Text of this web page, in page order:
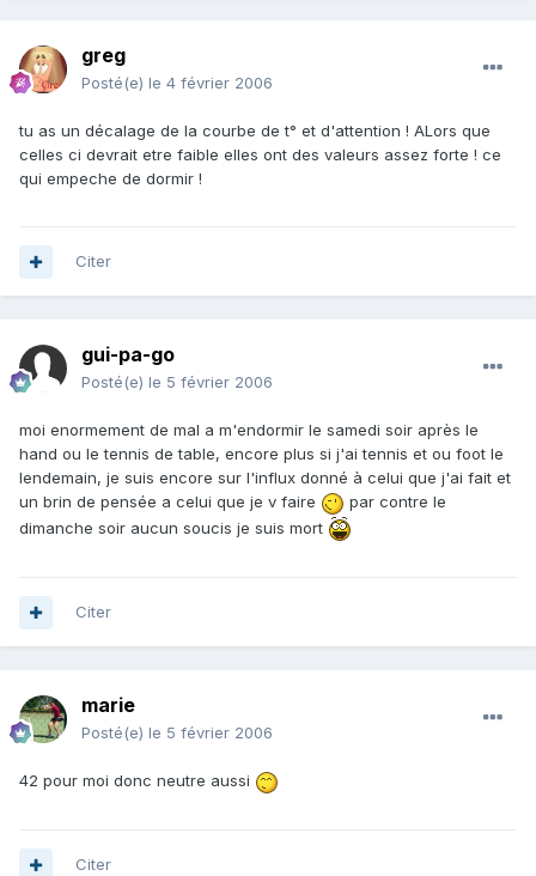
greg
Posté(e) le 4 février 2006
tu as un décalage de la courbe de t° et d'attention ! ALors que
celles ci devrait etre faible elles ont des valeurs assez forte ! ce
qui empeche de dormir !
Citer
gui-pa-go
Posté(e) le 5 février 2006
moi enormement de mal a m'endormir le samedi soir après le
hand ou le tennis de table, encore plus si j'ai tennis et ou foot le
lendemain, je suis encore sur l'influx donné à celui que j'ai fait et
un brin de pensée a celui que je v faire
par contre le
dimanche soir aucun soucis je suis mort
Citer
marie
Posté(e) le 5 février 2006
42 pour moi donc neutre aussi
Citer